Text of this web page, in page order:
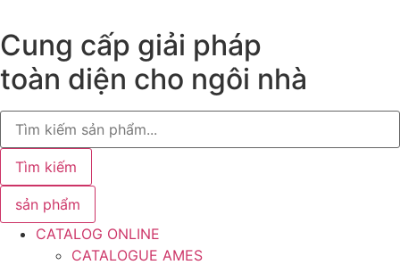
đến
nội
dung
Cung cấp giải pháp
toàn diện cho ngôi nhà
Search
Tìm kiếm
sản phẩm
CATALOG ONLINE
CATALOGUE AMES